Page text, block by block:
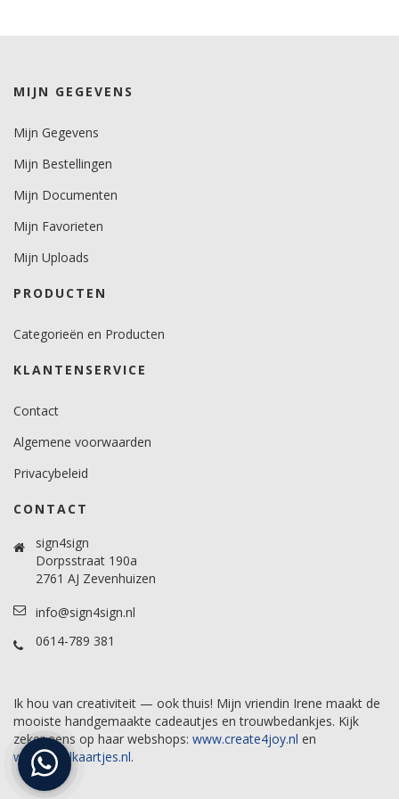
metallics 5 jaar.
Brandveiligheidscertificaat
MIJN GEGEVENS
Mijn Gegevens
Mijn Bestellingen
Mijn Documenten
Mijn Favorieten
Mijn Uploads
PRODUCTEN
Categorieën en Producten
KLANTENSERVICE
Contact
Algemene voorwaarden
Privacybeleid
CONTACT
sign4sign
Dorpsstraat 190a
2761 AJ Zevenhuizen
info@sign4sign.nl
0614-789 381
Ik hou van creativiteit — ook thuis! Mijn vriendin Irene maakt de
mooiste handgemaakte cadeautjes en trouwbedankjes. Kijk
zeker eens op haar webshops: www.create4joy.nl en
www.labelkaartjes.nl.